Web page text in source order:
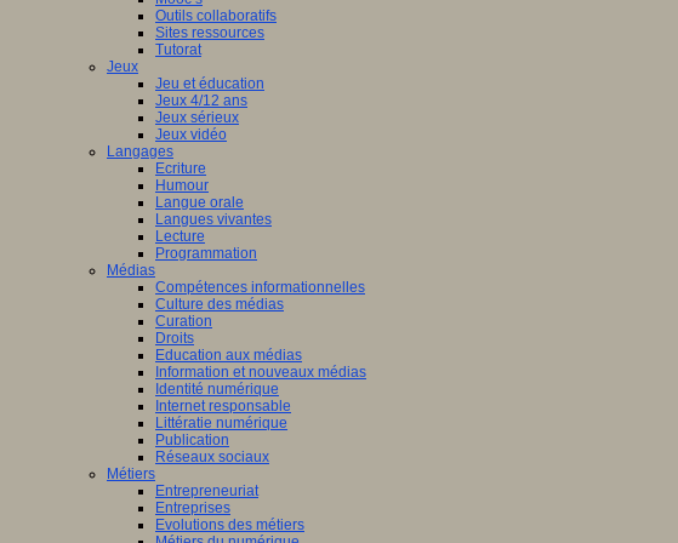
Outils collaboratifs
Sites ressources
Tutorat
Jeux
Jeu et éducation
Jeux 4/12 ans
Jeux sérieux
Jeux vidéo
Langages
Ecriture
Humour
Langue orale
Langues vivantes
Lecture
Programmation
Médias
Compétences informationnelles
Culture des médias
Curation
Droits
Education aux médias
Information et nouveaux médias
Identité numérique
Internet responsable
Littératie numérique
Publication
Réseaux sociaux
Métiers
Entrepreneuriat
Entreprises
Evolutions des métiers